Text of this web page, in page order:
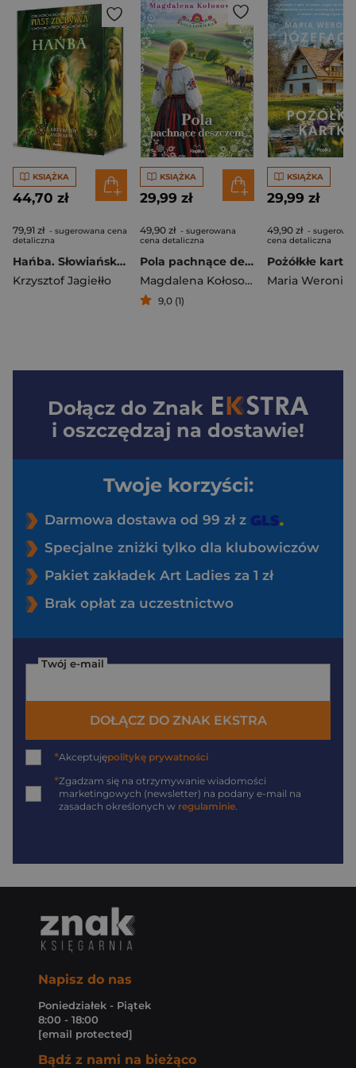
KSIĄŻKA
44,70 zł
79,91 zł - sugerowana cena
detaliczna
Hańba. Słowiańskie Światy. Piast Zdobywca. Tom 4
Krzysztof Jagiełło
KSIĄŻKA
29,99 zł
49,90 zł - sugerowana
cena detaliczna
Pola pachnące deszczem. Saga łowicka. Tom 2
Magdalena Kołosowska
9,0 (1)
KSIĄŻKA
29,99 zł
49,90 zł -
cena detaliczna
Dołącz do Znak
i oszczędzaj na dostawie!
Twoje korzyści:
Darmowa dostawa od 99 zł z
Specjalne zniżki tylko dla klubowiczów
Pakiet zakładek Art Ladies za 1 zł
Brak opłat za uczestnictwo
Twój e-mail
DOŁĄCZ DO ZNAK EKSTRA
*Akceptujępolitykę prywatności
*Zgadzam się na otrzymywanie wiadomości
marketingowych (newsletter) na podany e-mail na
zasadach określonych w regulaminie.
Napisz do nas
Poniedziałek - Piątek
8:00 - 18:00
[email protected]
Bądź z nami na bieżąco